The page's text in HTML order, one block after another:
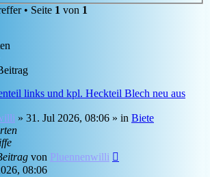
• Seite 1 von 1
links und kpl. Heckteil Blech neu aus
» 31. Jul 2026, 08:06 » in Biete
von Pluennenwilli
08:06